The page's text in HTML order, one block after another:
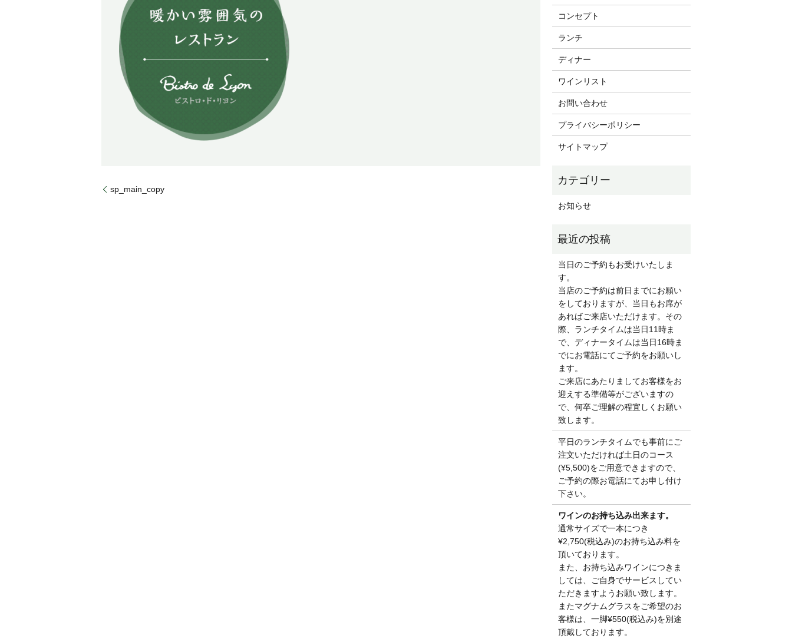
sp_main_copy
コンセプト
ランチ
ディナー
ワインリスト
お問い合わせ
プライバシーポリシー
サイトマップ
お知らせ
当日のご予約もお受けいたしま
す。
当店のご予約は前日までにお願い
をしておりますが、当日もお席が
あればご来店いただけます。その
際、ランチタイムは当日11時ま
で、ディナータイムは当日16時ま
でにお電話にてご予約をお願いし
ます。
ご来店にあたりましてお客様をお
迎えする準備等がございますの
で、何卒ご理解の程宜しくお願い
致します。
平日のランチタイムでも事前にご
注文いただければ土日のコース
(¥5,500)をご用意できますので、
ご予約の際お電話にてお申し付け
下さい。
ワインのお持ち込み出来ます。
通常サイズで一本につき
¥2,750(税込み)のお持ち込み料を
頂いております。
また、お持ち込みワインにつきま
しては、ご自身でサービスしてい
ただきますようお願い致します。
またマグナムグラスをご希望のお
客様は、一脚¥550(税込み)を別途
頂戴しております。